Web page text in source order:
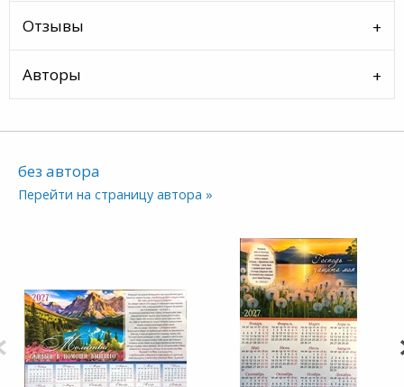
Отзывы
Авторы
без автора
Перейти на страницу автора »